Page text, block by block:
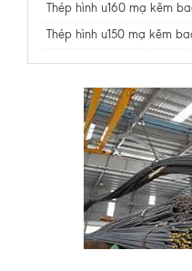
Thép hình u160 mạ kẽm
Thép hình u150 mạ kẽm